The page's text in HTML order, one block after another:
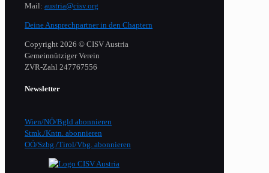
Mail: austria@cisv.org
Deine Ansprechpartner in den Chaptern
Copyright 2026 © CISV Austria
Gemeinnütziger Verein
​ZVR-Zahl 247767556
Newsletter
Wien/NÖ/Bgld abonnieren
Stmk./Kntn. abonnieren
OÖ/Szbg./Tirol/Vbg. abonnieren